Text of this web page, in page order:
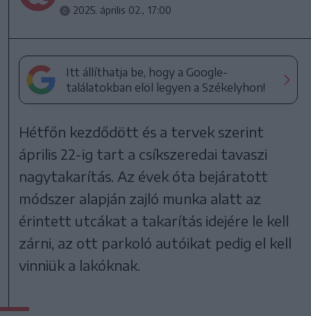
2025. április 02., 17:00
Itt állíthatja be, hogy a Google-
találatokban elöl legyen a Székelyhon!
Hétfőn kezdődött és a tervek szerint
április 22-ig tart a csíkszeredai tavaszi
nagytakarítás. Az évek óta bejáratott
módszer alapján zajló munka alatt az
érintett utcákat a takarítás idejére le kell
zárni, az ott parkoló autóikat pedig el kell
vinniük a lakóknak.